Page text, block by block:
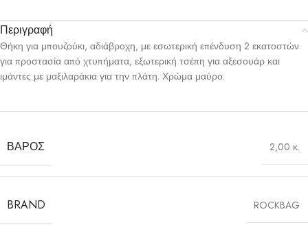
Περιγραφή
Θήκη για μπουζούκι, αδιάβροχη, με εσωτερική επένδυση 2 εκατοστών
για προστασία από χτυπήματα, εξωτερική τσέπη για αξεσουάρ και
ιμάντες με μαξιλαράκια για την πλάτη. Χρώμα μαύρο.
ΒΆΡΟΣ 2,00 κ.
BRAND ROCKBAG